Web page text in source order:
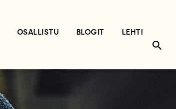
OSALLISTU BLOGIT
LEHTI